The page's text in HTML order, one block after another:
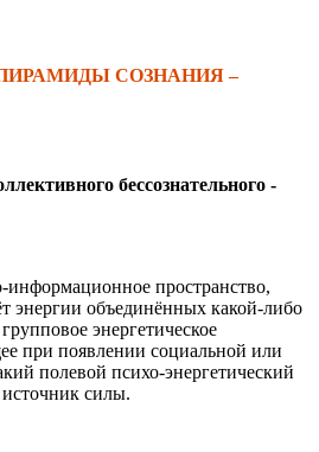
СОЗНАНИЯ –
бессознательного -
информационное пространство,
энергии объединённых какой-либо
энергетическое
при появлении социальной или
полевой психо-энергетический
силы.